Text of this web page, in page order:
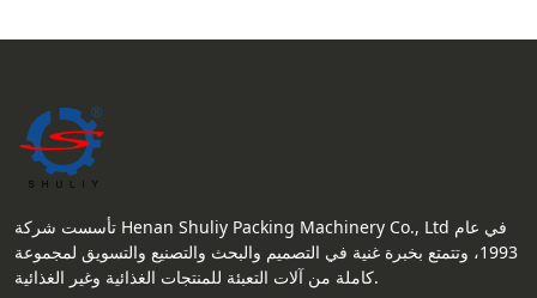
تأسست شركة Henan Shuliy Packing Machinery Co., Ltd في عام
1993، وتتمتع بخبرة غنية في التصميم والبحث والتصنيع والتسويق لمجموعة
كاملة من آلات التعبئة للمنتجات الغذائية وغير الغذائية.